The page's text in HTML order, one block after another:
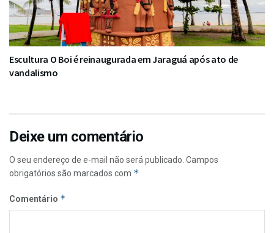
Escultura O Boi é reinaugurada em Jaraguá após ato de
vandalismo
Deixe um comentário
O seu endereço de e-mail não será publicado. Campos
obrigatórios são marcados com *
Comentário *